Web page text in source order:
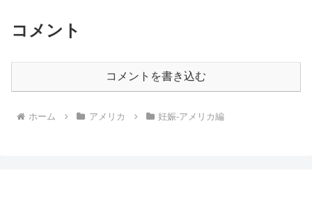
コメント
コメントを書き込む
ホーム アメリカ 妊娠-アメリカ編